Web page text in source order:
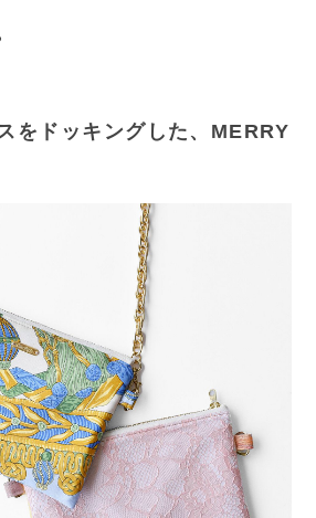
をドッキングした、MERRY